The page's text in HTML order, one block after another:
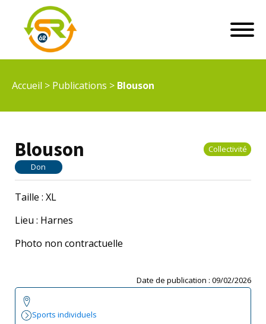
Accueil > Publications > Blouson
Blouson
Collectivité
Don
Taille : XL
Lieu : Harnes
Photo non contractuelle
Date de publication :09/02/2026
Sports individuels